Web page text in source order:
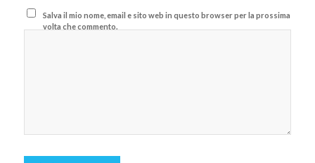
Salva il mio nome, email e sito web in questo browser per la prossima
volta che commento.